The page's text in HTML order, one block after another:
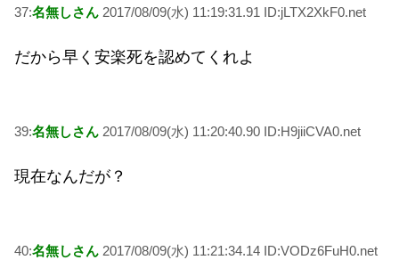
37:名無しさん 2017/08/09(水) 11:19:31.91 ID:jLTX2XkF0.net
だから早く安楽死を認めてくれよ
39:名無しさん 2017/08/09(水) 11:20:40.90 ID:H9jiiCVA0.net
現在なんだが？
40:名無しさん 2017/08/09(水) 11:21:34.14 ID:VODz6FuH0.net